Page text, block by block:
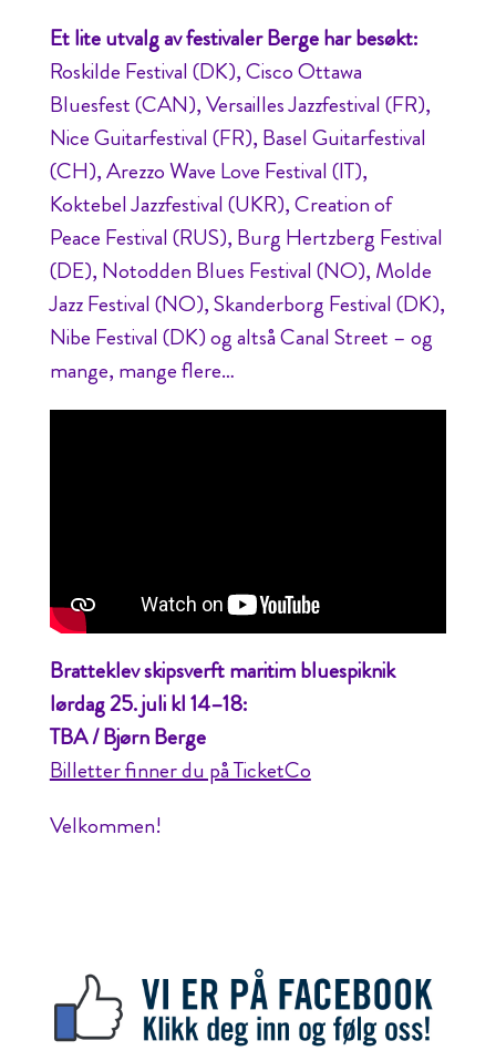
Et lite utvalg av festivaler Berge har besøkt:
Roskilde Festival (DK), Cisco Ottawa
Bluesfest (CAN), Versailles Jazzfestival (FR),
Nice Guitarfestival (FR), Basel Guitarfestival
(CH), Arezzo Wave Love Festival (IT),
Koktebel Jazzfestival (UKR), Creation of
Peace Festival (RUS), Burg Hertzberg Festival
(DE), Notodden Blues Festival (NO), Molde
Jazz Festival (NO), Skanderborg Festival (DK),
Nibe Festival (DK) og altså Canal Street – og
mange, mange flere…
Bratteklev skipsverft maritim bluespiknik
lørdag 25. juli kl 14–18:
TBA / Bjørn Berge
Billetter finner du på TicketCo
Velkommen!